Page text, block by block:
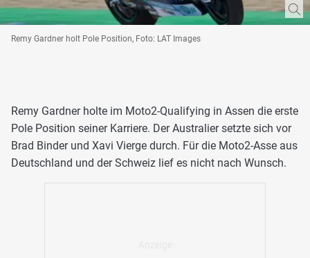
Remy Gardner holt Pole Position, Foto: LAT Images
Remy Gardner holte im Moto2-Qualifying in Assen die erste
Pole Position seiner Karriere. Der Australier setzte sich vor
Brad Binder und Xavi Vierge durch. Für die Moto2-Asse aus
Deutschland und der Schweiz lief es nicht nach Wunsch.